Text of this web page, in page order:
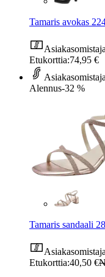
Tamaris avokas
Etukorttia:74,95 €
Alennus-32 %
Tamaris sandaali
Etukorttia:40,50 €